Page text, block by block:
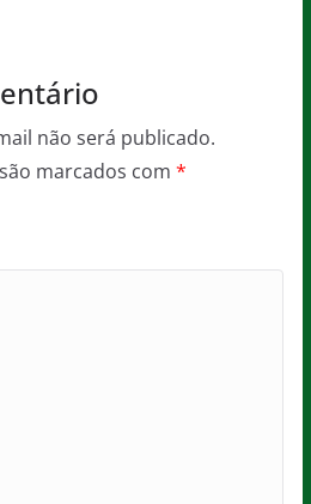
não será publicado.
marcados com *